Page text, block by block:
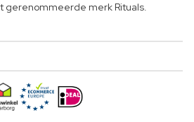
gerenommeerde merk Rituals.